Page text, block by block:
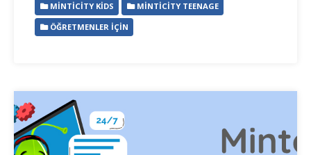
MINTICITY KIDS
MINTICITY TEENAGE
ÖĞRETMENLER İÇIN